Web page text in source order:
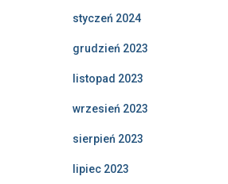
styczeń 2024
grudzień 2023
listopad 2023
wrzesień 2023
sierpień 2023
lipiec 2023